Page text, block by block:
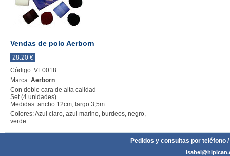
Vendas de polo Aerborn
28.20 €
Código: VE0018
Marca: Aerborn
Con doble cara de alta calidad
Set (4 unidades)
Medidas: ancho 12cm, largo 3,5m
Colores: Azul claro, azul marino, burdeos, negro,
verde
Pedidos y consultas por teléfono